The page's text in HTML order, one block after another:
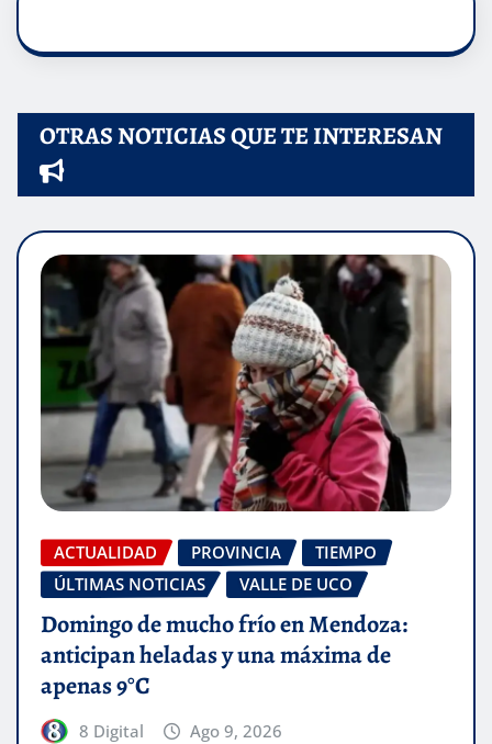
OTRAS NOTICIAS QUE TE INTERESAN
ACTUALIDAD PROVINCIA
TIEMPO
ÚLTIMAS NOTICIAS
VALLE DE UCO
Domingo de mucho frío en Mendoza:
anticipan heladas y una máxima de
apenas 9°C
8 Digital Ago 9, 2026